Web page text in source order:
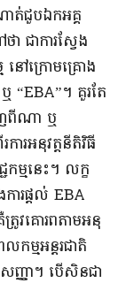
ត់ជួប​ឯកអគ្គ
ជា​ការស្វែង
នៅក្រោម​គ្រោង
“EBA”​។ គួរតែ​
ពី​ណា ឬ​
រ​អនុវត្ត​នីតិ​វិធី
ម្ម​នេះ​។ លក្ខ
រផ្តល់ EBA
វ​គោរព​តាម​អនុ
កម្ម​អន្តរជាតិ
ញ្ញា​។ បើសិនជា​